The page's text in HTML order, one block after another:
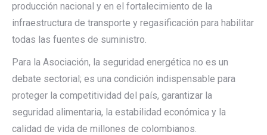
producción nacional y en el fortalecimiento de la
infraestructura de transporte y regasificación para habilitar
todas las fuentes de suministro.
Para la Asociación, la seguridad energética no es un
debate sectorial; es una condición indispensable para
proteger la competitividad del país, garantizar la
seguridad alimentaria, la estabilidad económica y la
calidad de vida de millones de colombianos.